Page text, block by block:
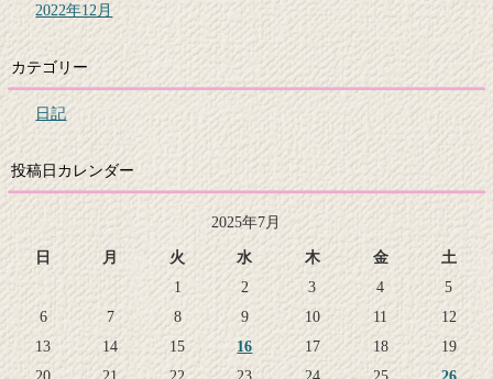
2022年12月
カテゴリー
日記
投稿日カレンダー
2025年7月
日 月 火 水 木 金
土
1
2 3 4
5
6
7 8 9 10 11
12
13
14 15 16 17 18
19